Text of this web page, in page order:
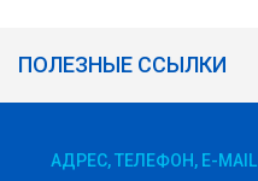
ПОЛЕЗНЫЕ ССЫЛКИ
АДРЕС, ТЕЛЕФОН, E-MAIL